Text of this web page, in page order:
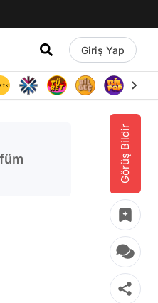
Giriş Yap
Görüş Bildir